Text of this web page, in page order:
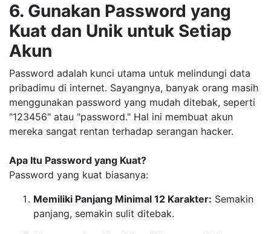
6. Gunakan Password yang
Kuat dan Unik untuk Setiap
Akun
Password adalah kunci utama untuk melindungi data
pribadimu di internet. Sayangnya, banyak orang masih
menggunakan password yang mudah ditebak, seperti
"123456" atau "password." Hal ini membuat akun
mereka sangat rentan terhadap serangan hacker.
Apa Itu Password yang Kuat?
Password yang kuat biasanya:
Memiliki Panjang Minimal 12 Karakter: Semakin
panjang, semakin sulit ditebak.